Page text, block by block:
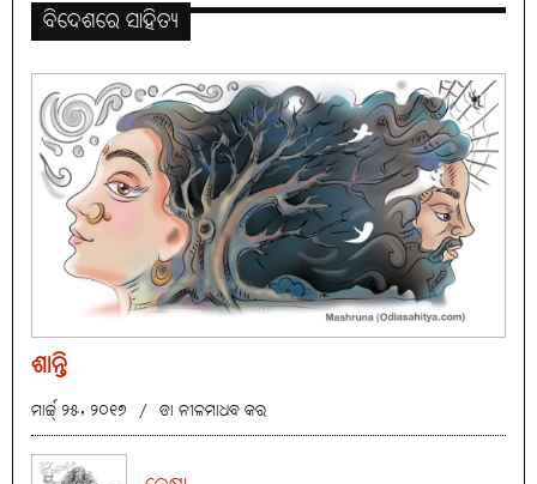
ବିଦେଶରେ ସାହିତ୍ୟ
ଶାନ୍ତି
ମାର୍ଚ୍ଚ୍ ୨୫, ୨୦୧୭ / ଡା ନୀଳମାଧବ କର